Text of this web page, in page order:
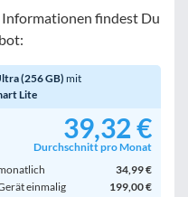
findest Du
(256 GB) mit
Lite
39,32 €
Durchschnitt pro Monat
34,99 €
einmalig
199,00 €